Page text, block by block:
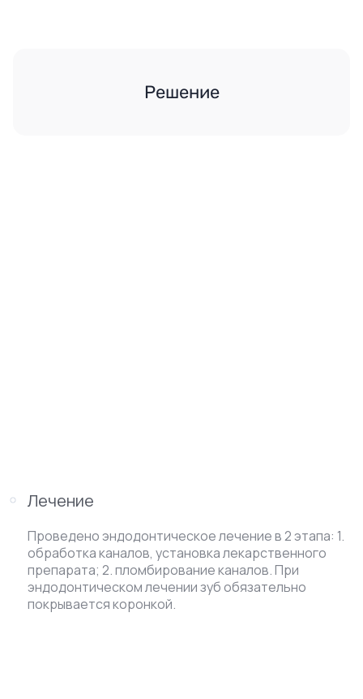
Решение
Лечение
Проведено эндодонтическое лечение в 2 этапа: 1.
обработка каналов, установка лекарственного
препарата; 2. пломбирование каналов. При
эндодонтическом лечении зуб обязательно
покрывается коронкой.